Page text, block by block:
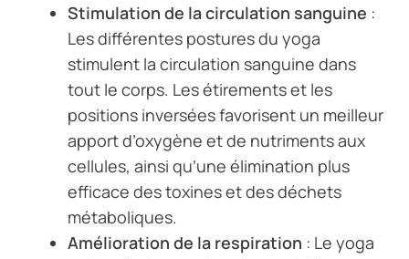
Stimulation de la circulation sanguine :
Les différentes postures du yoga
stimulent la circulation sanguine dans
tout le corps. Les étirements et les
positions inversées favorisent un meilleur
apport d’oxygène et de nutriments aux
cellules, ainsi qu’une élimination plus
efficace des toxines et des déchets
métaboliques.
Amélioration de la respiration : Le yoga